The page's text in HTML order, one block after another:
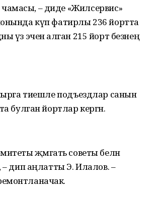
– диде «Жилсервис»
күп фатирлы 236 йортта
үз эченә алган 215 йорт безнең
тиешле подъездлар санын
булган йортлар кергән.
җәмәгать советы белән
– дип аңлатты Э. Илалов. –